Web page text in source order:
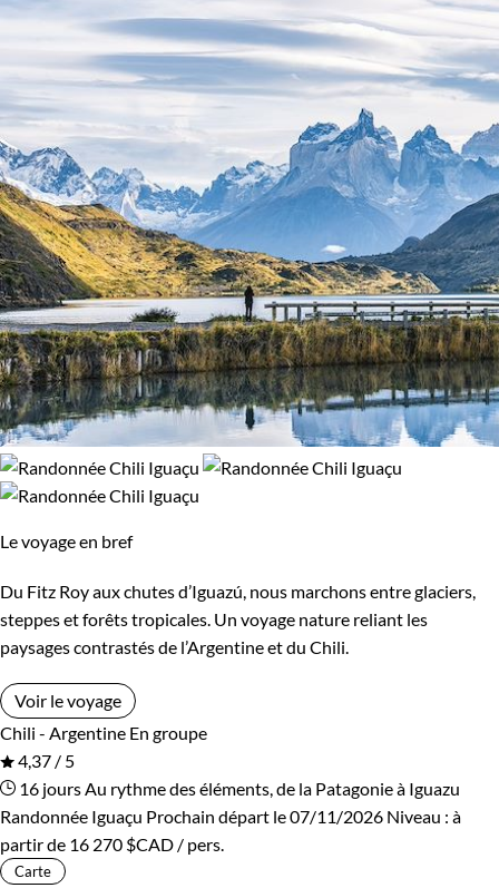
Le voyage en bref
Du Fitz Roy aux chutes d’Iguazú, nous marchons entre glaciers,
steppes et forêts tropicales. Un voyage nature reliant les
paysages contrastés de l’Argentine et du Chili.
Voir le voyage
Chili - Argentine En groupe
4,37 / 5
16 jours Au rythme des éléments, de la Patagonie à Iguazu
Randonnée Iguaçu Prochain départ le 07/11/2026 Niveau : à
partir de 16 270 $CAD / pers.
Carte